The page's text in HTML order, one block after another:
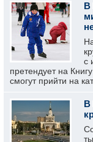
В
с
претендует на
смогут прийти на
В